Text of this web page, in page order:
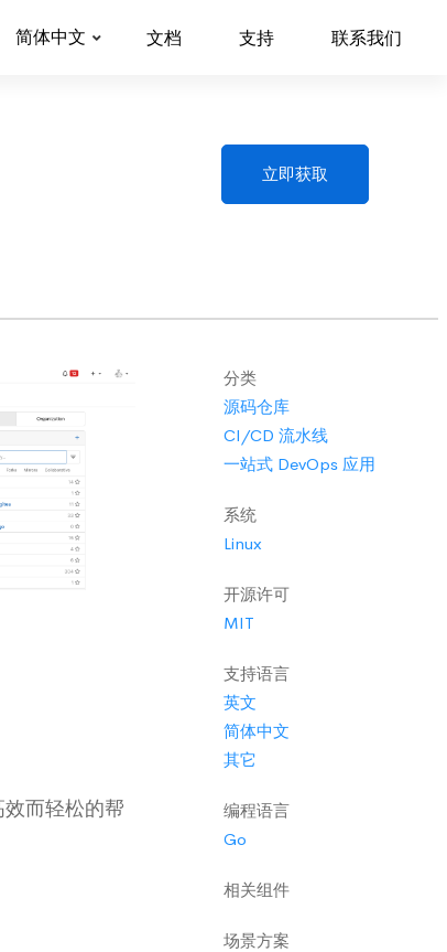
简体中文 文档 支持 联系我们
立即获取
而轻松的帮
分类
源码仓库
CI/CD 流水线
一站式 DevOps 应用
系统
Linux
开源许可
MIT
支持语言
英文
简体中文
其它
编程语言
Go
相关组件
场景方案